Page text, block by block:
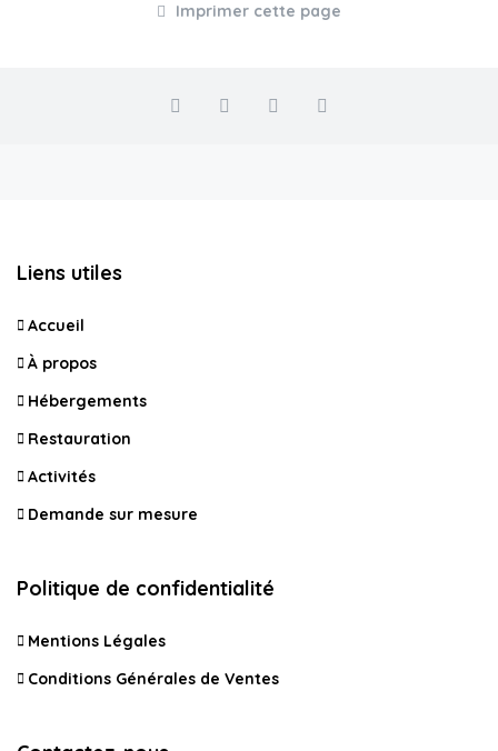
Imprimer cette page
Liens utiles
Accueil
À propos
Hébergements
Restauration
Activités
Demande sur mesure
Politique de confidentialité
Mentions Légales
Conditions Générales de Ventes